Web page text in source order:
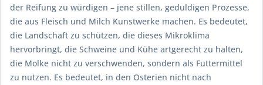
der Reifung zu würdigen – jene stillen, geduldigen Prozesse,
die aus Fleisch und Milch Kunstwerke machen. Es bedeutet,
die Landschaft zu schützen, die dieses Mikroklima
hervorbringt, die Schweine und Kühe artgerecht zu halten,
die Molke nicht zu verschwenden, sondern als Futtermittel
zu nutzen. Es bedeutet, in den Osterien nicht nach